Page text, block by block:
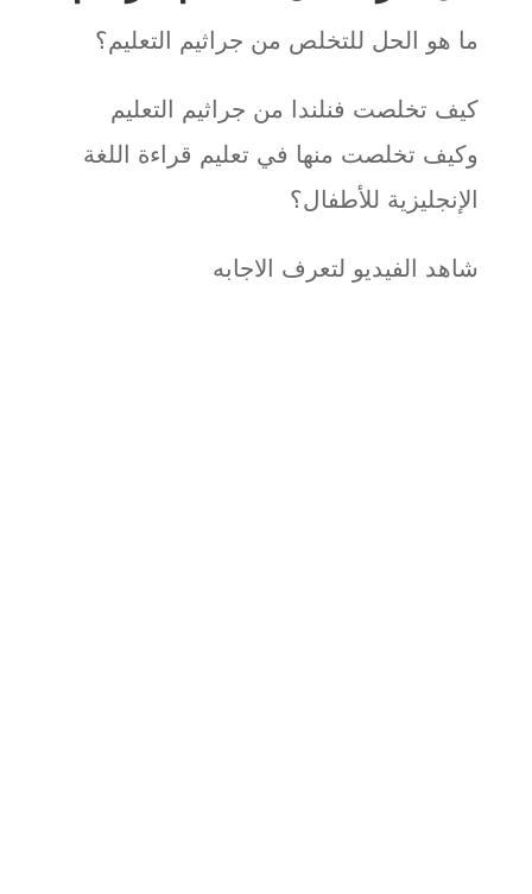
ما هو الحل للتخلص من جراثيم التعليم؟
كيف تخلصت فنلندا من جراثيم التعليم
وكيف تخلصت منها في تعليم قراءة اللغة
الإنجليزية للأطفال؟
شاهد الفيديو لتعرف الاجابه